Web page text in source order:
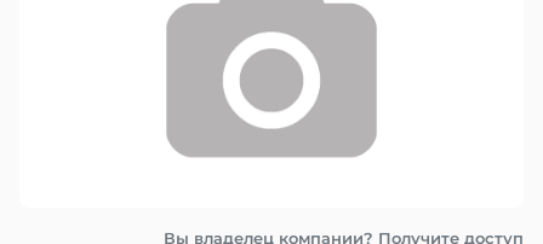
Вы владелец компании? Получите доступ